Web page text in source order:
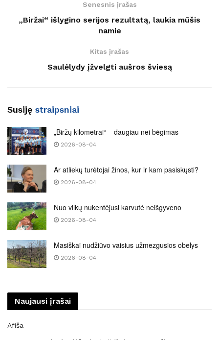
Senesnis įrašas
„Biržai“ išlygino serijos rezultatą, laukia mūšis
namie
Kitas įrašas
Saulėlydy įžvelgti aušros šviesą
Susiję straipsniai
„Biržų kilometrai“ – daugiau nei bėgimas
2026-08-04
Ar atliekų turėtojai žinos, kur ir kam pasiskųsti?
2026-08-04
Nuo vilkų nukentėjusi karvutė neišgyveno
2026-08-04
Masiškai nudžiūvo vaisius užmezgusios obelys
2026-08-04
Naujausi įrašai
Afiša